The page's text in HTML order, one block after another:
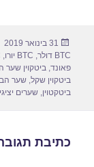
פורסם
בתאריך
31 בינואר 2019
BTC דולר
, BTC יורו ,
פאונד,ביטקוין שער
ביטקוין שקל,שער
ביטקטוין,שערים
כתיבת